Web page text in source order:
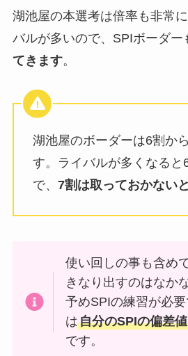
湖池屋の本選考は倍率も非常
バルが多いので、SPIボーダー
てきます。
湖池屋のボーダーは6割か
す。ライバルが多くなると
で、 7割は取っておかない
使い回しの事も含め
きなり出すのはなか
予めSPIの練習が必
は自分のSPIの偏差
です。